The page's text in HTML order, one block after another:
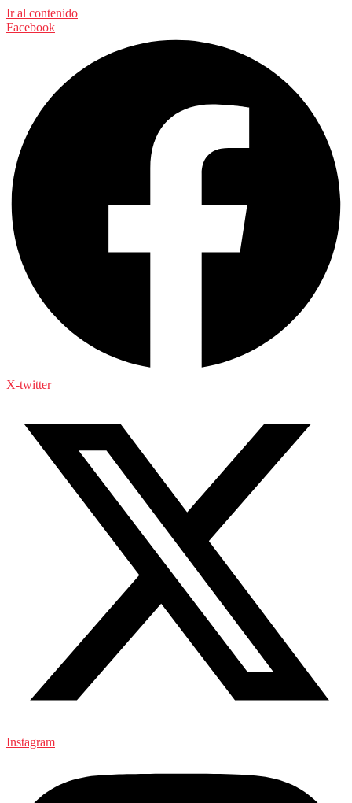
Ir al contenido
Facebook
X-twitter
Instagram